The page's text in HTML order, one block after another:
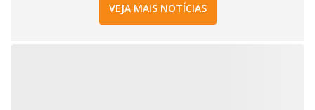
VEJA MAIS NOTÍCIAS